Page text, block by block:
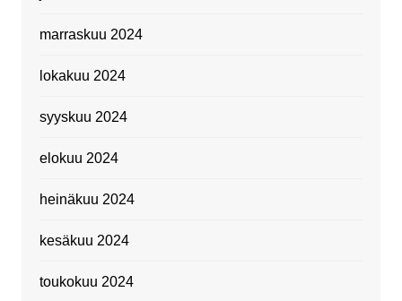
marraskuu 2024
lokakuu 2024
syyskuu 2024
elokuu 2024
heinäkuu 2024
kesäkuu 2024
toukokuu 2024